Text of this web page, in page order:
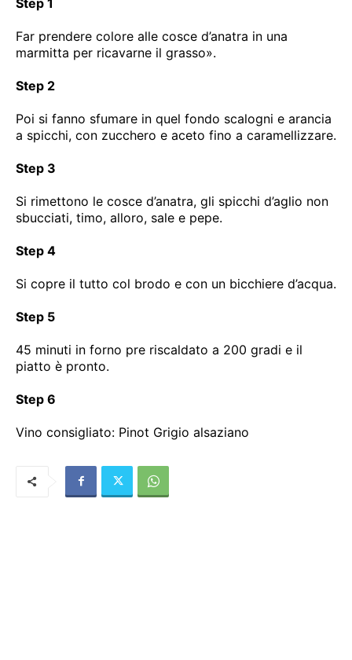
Far prendere colore alle cosce d’anatra in una
marmitta per ricavarne il grasso».
Step 2
Poi si fanno sfumare in quel fondo scalogni e arancia
a spicchi, con zucchero e aceto fino a caramellizzare.
Step 3
Si rimettono le cosce d’anatra, gli spicchi d’aglio non
sbucciati, timo, alloro, sale e pepe.
Step 4
Si copre il tutto col brodo e con un bicchiere d’acqua.
Step 5
45 minuti in forno pre riscaldato a 200 gradi e il
piatto è pronto.
Step 6
Vino consigliato: Pinot Grigio alsaziano